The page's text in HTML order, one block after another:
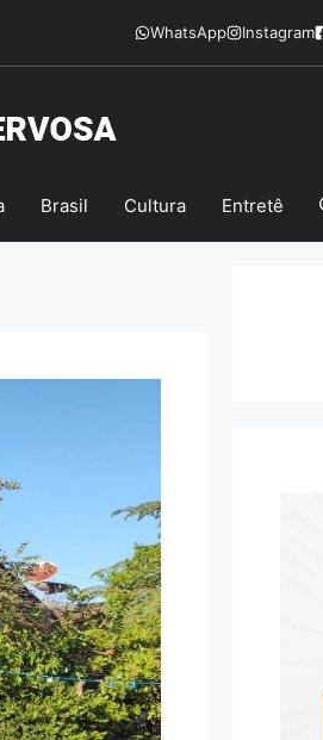
WhatsApp Instagram
Brasil Cultura Entretê